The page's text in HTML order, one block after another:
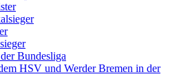
Bundesliga
HSV und Werder Bremen in der